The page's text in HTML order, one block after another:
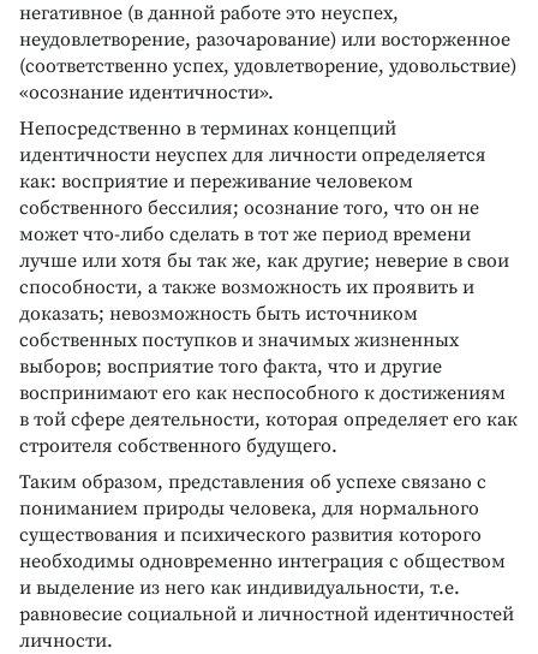
негативное (в данной работе это неуспех,
неудовлетворение, разочарование) или восторженное
(соответственно успех, удовлетворение, удовольствие)
«осознание идентичности».
Непосредственно в терминах концепций
идентичности неуспех для личности определяется
как: восприятие и переживание человеком
собственного бессилия; осознание того, что он не
может что-либо сделать в тот же период времени
лучше или хотя бы так же, как другие; неверие в свои
способности, а также возможность их проявить и
доказать; невозможность быть источником
собственных поступков и значимых жизненных
выборов; восприятие того факта, что и другие
воспринимают его как неспособного к достижениям
в той сфере деятельности, которая определяет его как
строителя собственного будущего.
Таким образом, представления об успехе связано с
пониманием природы человека, для нормального
существования и психического развития которого
необходимы одновременно интеграция с обществом
и выделение из него как индивидуальности, т.е.
равновесие социальной и личностной идентичностей
личности.